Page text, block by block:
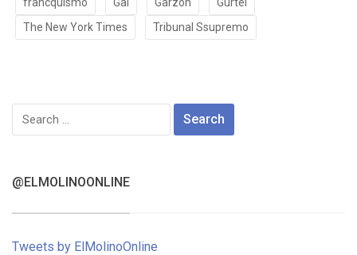
The New York Times
Tribunal Ssupremo
Search
for:
@ELMOLINOONLINE
Tweets by ElMolinoOnline